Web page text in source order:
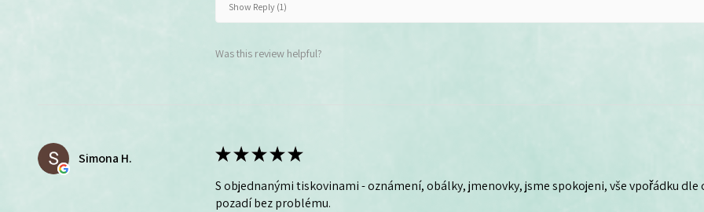
Show Reply (1)
Was this review helpful?
Simona H. ★★★★★
S objednanými tiskovinami - oznámení, obálky, jmenovky, jsme spokojeni, vše vpořádku
pozadí bez problému.